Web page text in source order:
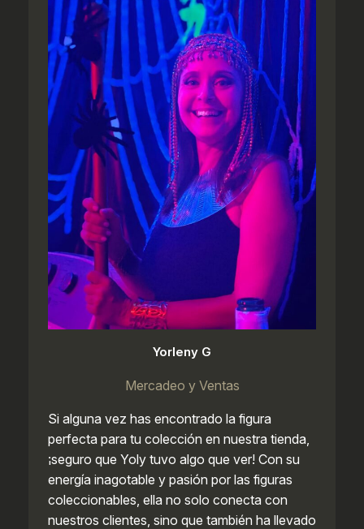
Yorleny G
Mercadeo y Ventas
Si alguna vez has encontrado la figura
perfecta para tu colección en nuestra tienda,
¡seguro que Yoly tuvo algo que ver! Con su
energía inagotable y pasión por las figuras
coleccionables, ella no solo conecta con
nuestros clientes, sino que también ha llevado